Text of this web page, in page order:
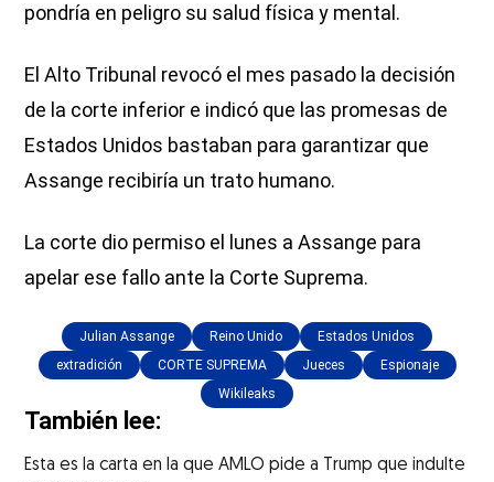
pondría en peligro su salud física y mental.
El Alto Tribunal revocó el mes pasado la decisión
de la corte inferior e indicó que las promesas de
Estados Unidos bastaban para garantizar que
Assange recibiría un trato humano.
La corte dio permiso el lunes a Assange para
apelar ese fallo ante la Corte Suprema.
Julian Assange Reino Unido
Estados Unidos
extradición
CORTE SUPREMA Jueces
Espionaje
Wikileaks
También lee:
Esta es la carta en la que AMLO pide a Trump que indulte